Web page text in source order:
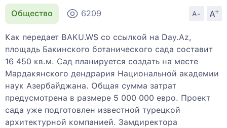
Общество 6209 A- A
+
Как передает BAKU.WS со ссылкой на Day.Az,
площадь Бакинского ботанического сада составит
16 450 кв.м. Сад планируется создать на месте
Мардакянского дендрария Национальной академии
наук Азербайджана. Общая сумма затрат
предусмотрена в размере 5 000 000 евро. Проект
сада уже подготовлен известной турецкой
архитектурной компанией. Замдиректора